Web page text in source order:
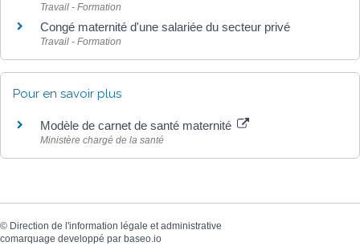
Travail - Formation
Congé maternité d'une salariée du secteur privé
Travail - Formation
Pour en savoir plus
Modèle de carnet de santé maternité
Ministère chargé de la santé
© Direction de l'information légale et administrative
comarquage developpé par baseo.io